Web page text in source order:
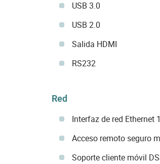
USB 3.0
USB 2.0
Salida HDMI
RS232
Red
Interfaz de red
Acceso remoto seguro
Soporte cliente móvil